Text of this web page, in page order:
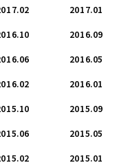
2017.01
2016.09
2016.05
2016.01
2015.09
2015.05
2015.01